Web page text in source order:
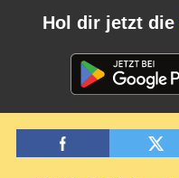
Hol dir jetzt die